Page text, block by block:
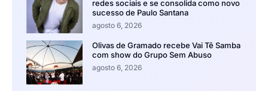
redes sociais e se consolida como novo
sucesso de Paulo Santana
agosto 6, 2026
Olivas de Gramado recebe Vai Tê Samba
com show do Grupo Sem Abuso
agosto 6, 2026